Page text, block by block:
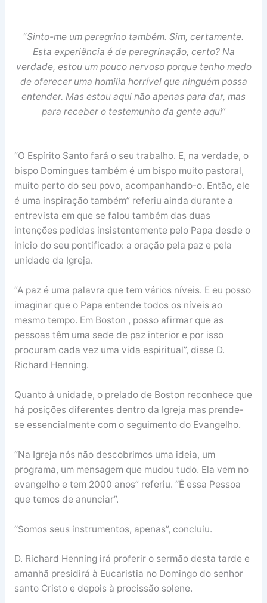
“Sinto-me um peregrino também. Sim, certamente.
Esta experiência é de peregrinação, certo? Na
verdade, estou um pouco nervoso porque tenho medo
de oferecer uma homilia horrível que ninguém possa
entender. Mas estou aqui não apenas para dar, mas
para receber o testemunho da gente aqui”
“O Espírito Santo fará o seu trabalho. E, na verdade, o
bispo Domingues também é um bispo muito pastoral,
muito perto do seu povo, acompanhando-o. Então, ele
é uma inspiração também” referiu ainda durante a
entrevista em que se falou também das duas
intenções pedidas insistentemente pelo Papa desde o
inicio do seu pontificado: a oração pela paz e pela
unidade da Igreja.
“A paz é uma palavra que tem vários níveis. E eu posso
imaginar que o Papa entende todos os níveis ao
mesmo tempo. Em Boston , posso afirmar que as
pessoas têm uma sede de paz interior e por isso
procuram cada vez uma vida espiritual”, disse D.
Richard Henning.
Quanto à unidade, o prelado de Boston reconhece que
há posições diferentes dentro da Igreja mas prende-
se essencialmente com o seguimento do Evangelho.
“Na Igreja nós não descobrimos uma ideia, um
programa, um mensagem que mudou tudo. Ela vem no
evangelho e tem 2000 anos” referiu. “É essa Pessoa
que temos de anunciar”.
“Somos seus instrumentos, apenas”, concluiu.
D. Richard Henning irá proferir o sermão desta tarde e
amanhã presidirá à Eucaristia no Domingo do senhor
santo Cristo e depois à procissão solene.